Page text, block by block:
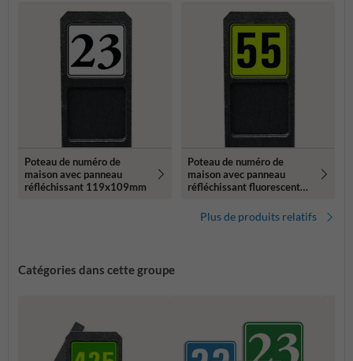
Poteau de numéro de
maison avec panneau
réfléchissant 119x109mm
Poteau de numéro de
maison avec panneau
réfléchissant fluorescent
Plus de produits relatifs
Catégories dans cette groupe